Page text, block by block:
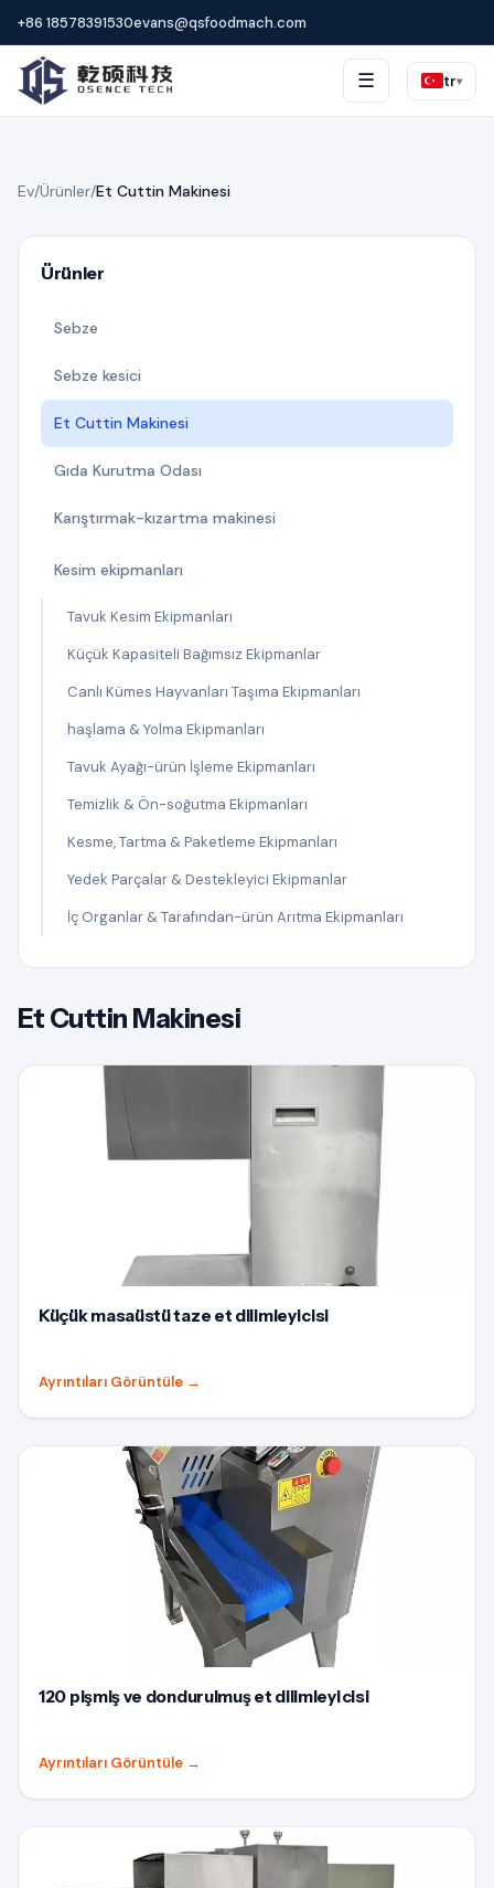
+86 18578391530evans@qsfoodmach.com
☰ tr▾
Ev/Ürünler/Et Cuttin Makinesi
Ürünler
Sebze
Sebze kesici
Et Cuttin Makinesi
Gıda Kurutma Odası
Karıştırmak-kızartma makinesi
Kesim ekipmanları
Tavuk Kesim Ekipmanları
Küçük Kapasiteli Bağımsız Ekipmanlar
Canlı Kümes Hayvanları Taşıma Ekipmanları
haşlama & Yolma Ekipmanları
Tavuk Ayağı-ürün İşleme Ekipmanları
Temizlik & Ön-soğutma Ekipmanları
Kesme, Tartma & Paketleme Ekipmanları
Yedek Parçalar & Destekleyici Ekipmanlar
İç Organlar & Tarafından-ürün Arıtma Ekipmanları
Et Cuttin Makinesi
Küçük masaüstü taze et dilimleyicisi
Ayrıntıları Görüntüle →
120 pişmiş ve dondurulmuş et dilimleyicisi
Ayrıntıları Görüntüle →